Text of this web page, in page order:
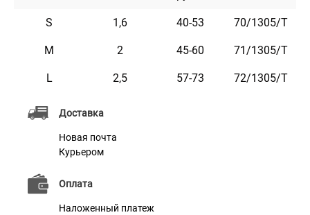
Доставка
Новая почта
Курьером
Оплата
Наложенный платеж
воды. Она практична и неприхотлива в уходе.
Доступна в черном, синем, красном, салатовом,
бирюзовом, розовом, фиолетовом и оранжевом
Характеристики
S 1,6 40-53 70/1305/Т
M 2 45-60 71/1305/Т
L 2,5 57-73 72/1305/Т